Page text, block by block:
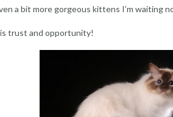
a bit more gorgeous kittens I’m waiting
trust and opportunity!